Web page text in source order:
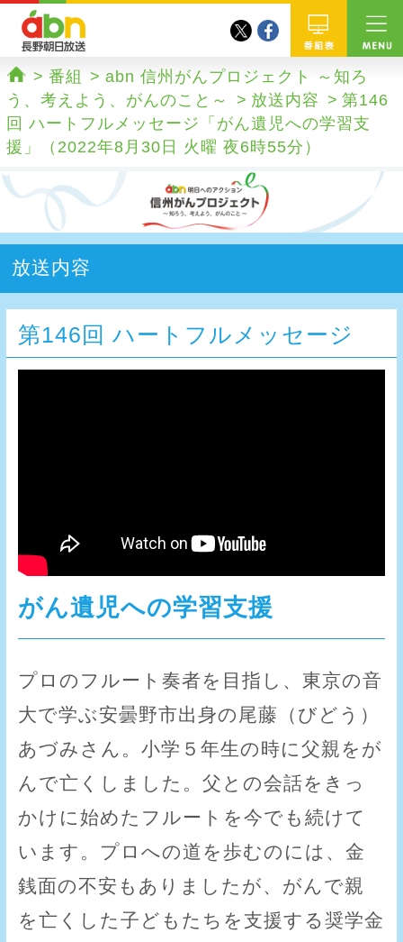
abn 長野朝日放送 番組
twitterfacebook
ホーム
番組
abn 信州がんプロジェクト ～知ろ
う、考えよう、がんのこと～
放送内容
第146
回 ハートフルメッセージ「がん遺児への学習支
援」（2022年8月30日 火曜 夜6時55分）
放送内容
第146回 ハートフルメッセージ
がん遺児への学習支援
プロのフルート奏者を目指し、東京の音
大で学ぶ安曇野市出身の尾藤（びどう）
あづみさん。小学５年生の時に父親をが
んで亡くしました。父との会話をきっ
かけに始めたフルートを今でも続けて
います。プロへの道を歩むのには、金
銭面の不安もありましたが、がんで親
を亡くした子どもたちを支援する奨学金